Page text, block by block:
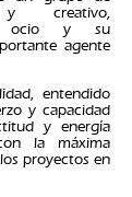
y creativo,
ocio y su
agente
entendido
y capacidad
y energía
la máxima
proyectos en